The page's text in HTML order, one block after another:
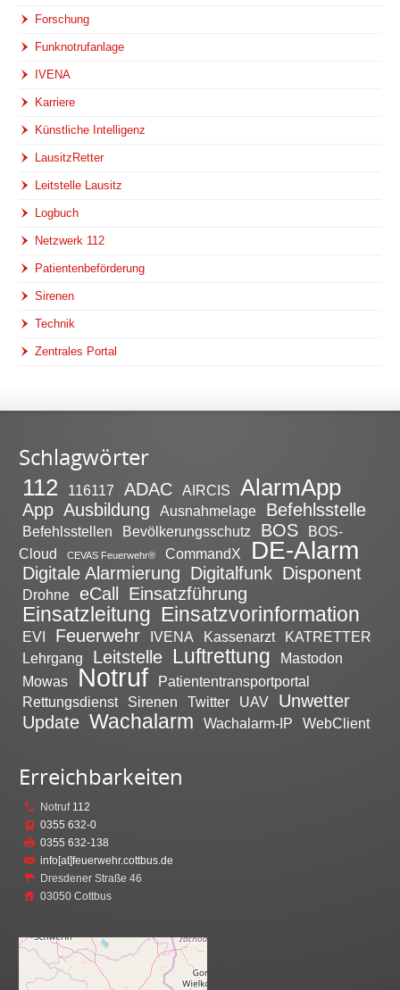
Forschung
Funknotrufanlage
IVENA
Karriere
Künstliche Intelligenz
LausitzRetter
Leitstelle Lausitz
Logbuch
Netzwerk 112
Patientenbeförderung
Sirenen
Technik
Zentrales Portal
Schlagwörter
112 116117 ADAC AIRCIS AlarmApp
App Ausbildung Ausnahmelage Befehlsstelle
Befehlsstellen Bevölkerungsschutz BOS
BOS-
Cloud
CEVAS Feuerwehr® CommandX DE-Alarm
Digitale Alarmierung Digitalfunk Disponent
Drohne eCall Einsatzführung
Einsatzleitung Einsatzvorinformation
EVI Feuerwehr IVENA Kassenarzt
KATRETTER
Lehrgang
Leitstelle Luftrettung
Mastodon
Mowas
Notruf
Patiententransportportal
Rettungsdienst
Sirenen Twitter UAV
Unwetter
Update Wachalarm Wachalarm-IP WebClient
Erreichbarkeiten
Notruf 112
0355 632-0
0355 632-138
info[at]feuerwehr.cottbus.de
Dresdener Straße 46
03050 Cottbus